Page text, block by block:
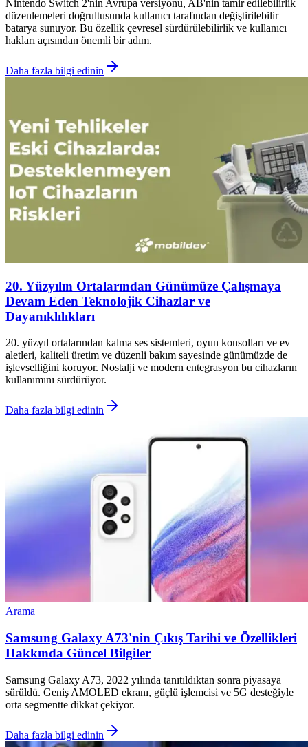
Nintendo Switch 2'nin Avrupa versiyonu, AB'nin tamir edilebilirlik
düzenlemeleri doğrultusunda kullanıcı tarafından değiştirilebilir
batarya sunuyor. Bu özellik çevresel sürdürülebilirlik ve kullanıcı
hakları açısından önemli bir adım.
Daha fazla bilgi edinin
20. Yüzyılın Ortalarından Günümüze Çalışmaya
Devam Eden Teknolojik Cihazlar ve
Dayanıklılıkları
20. yüzyıl ortalarından kalma ses sistemleri, oyun konsolları ve ev
aletleri, kaliteli üretim ve düzenli bakım sayesinde günümüzde de
işlevselliğini koruyor. Nostalji ve modern entegrasyon bu cihazların
kullanımını sürdürüyor.
Daha fazla bilgi edinin
Arama
Samsung Galaxy A73'nin Çıkış Tarihi ve Özellikleri
Hakkında Güncel Bilgiler
Samsung Galaxy A73, 2022 yılında tanıtıldıktan sonra piyasaya
sürüldü. Geniş AMOLED ekranı, güçlü işlemcisi ve 5G desteğiyle
orta segmentte dikkat çekiyor.
Daha fazla bilgi edinin